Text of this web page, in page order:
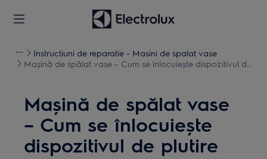
Instructiuni de reparatie - Masini de spalat vase
Mașină de spălat vase – Cum se înlocuiește dispozitivul de
Mașină de spălat vase
– Cum se înlocuiește
dispozitivul de plutire